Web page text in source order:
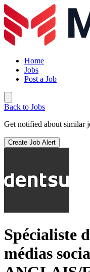
Home
Jobs
Post a Job
Back to Jobs
Get notified about similar
Create Job Alert
Spécialiste
médias